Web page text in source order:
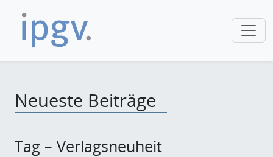
Neueste Beiträge
Tag – Verlagsneuheit